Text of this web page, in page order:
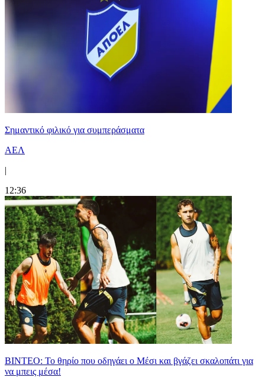
Σημαντικό φιλικό για συμπεράσματα
ΑΕΛ
|
12:36
ΒΙΝΤΕΟ: Το θηρίο που οδηγάει ο Μέσι και βγάζει σκαλοπάτι για
να μπεις μέσα!